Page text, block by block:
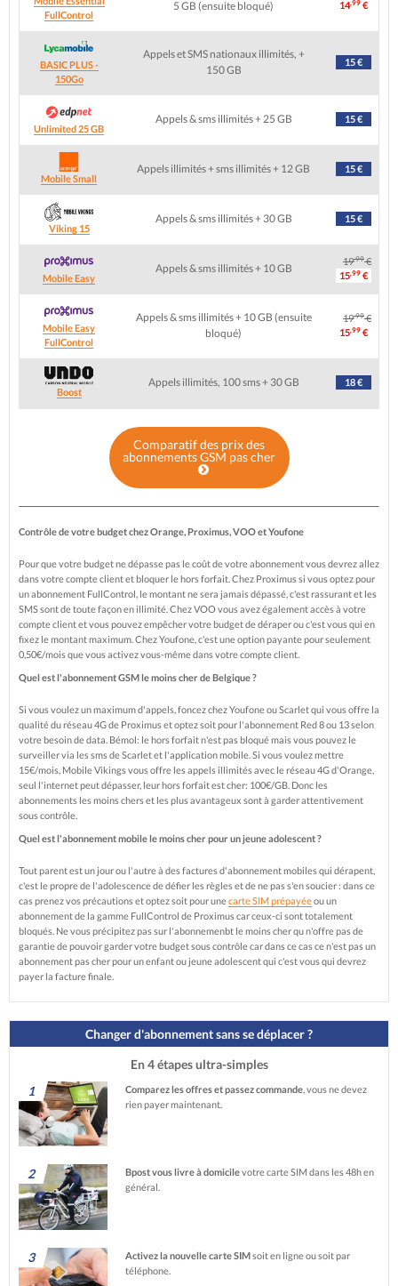
FullControl
5 GB (ensuite bloqué) 14 ,99 €
BASIC PLUS -
150Go
Appels et SMS nationaux illimités, +
150 GB
15 €
Unlimited 25 GB
Appels & sms illimités + 25 GB 15 €
Mobile Small
Appels illimités + sms illimités + 12 GB 15 €
Viking 15
Appels & sms illimités + 30 GB 15 €
Mobile Easy
Appels & sms illimités + 10 GB
19,99€
15 ,99 €
Mobile Easy
FullControl
Appels & sms illimités + 10 GB (ensuite
bloqué)
19,99€
15 ,99 €
Boost
Appels illimités, 100 sms + 30 GB 18 €
Comparatif des prix des
abonnements GSM pas cher
Contrôle de votre budget chez Orange, Proximus, VOOet Youfone
Pour que votre budget ne dépasse pas le coût de votre abonnement vous devrez allez
dans votre compte client et bloquer le hors forfait. Chez Proximus si vous optez pour
un abonnement FullControl, le montant ne sera jamais dépassé, c'est rassurant et les
SMS sont de toute façon en illimité. Chez VOO vous avez également accès à votre
compte client et vous pouvez empêcher votre budget de déraper ou c'est vous qui en
fixez le montant maximum. Chez Youfone, c'est une option payante pour seulement
0,50€/mois que vous activez vous-même dans votre compte client.
Quel est l'abonnement GSM le moins cher de Belgique ?
Si vous voulez un maximum d'appels, foncez chez Youfone ou Scarlet qui vous offre la
qualité du réseau 4G de Proximus et optez soit pour l'abonnement Red 8 ou 13 selon
votre besoin de data. Bémol: le hors forfait n'est pas bloqué mais vous pouvez le
surveiller via les sms de Scarlet et l'application mobile. Si vous voulez mettre
15€/mois, Mobile Vikings vous offre les appels illimités avec le réseau 4G d'Orange,
seul l'internet peut dépasser, leur hors forfait est cher: 100€/GB. Donc les
abonnements les moins chers et les plus avantageux sont à garder attentivement
sous contrôle.
Quel est l'abonnement mobile le moins cher pour un jeune adolescent ?
Tout parent est un jour ou l'autre à des factures d'abonnement mobiles qui dérapent,
c'est le propre de l'adolescence de défier les règles et de ne pas s'en soucier : dans ce
cas prenez vos précautions et optez soit pour unecarte SIM prépayéeou un
abonnement de la gamme FullControl de Proximus car ceux-ci sont totalement
bloqués. Ne vous précipitez pas sur l'abonnemenbt le moins cher qu n'offre pas de
garantie de pouvoir garder votre budget sous contrôle car dans ce cas ce n'est pas un
abonnement pas cher pour un enfant ou jeune adolescent qui c'est vous qui devrez
payer la facture finale.
Changer d'abonnement sans se déplacer ?
En 4 étapes ultra-simples
1
Comparez les offres et passez commande , vous ne devez
rien payer maintenant.
2 Bpost vous livre à domicilevotre carte SIM dans les 48h en
général.
3 Activez la nouvelle carte SIMsoit en ligne ou soit par
téléphone.